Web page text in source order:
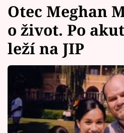
Témata
Celebrity
Vztahy
Seriály
Otec Meghan
o život. Po
leží na JIP